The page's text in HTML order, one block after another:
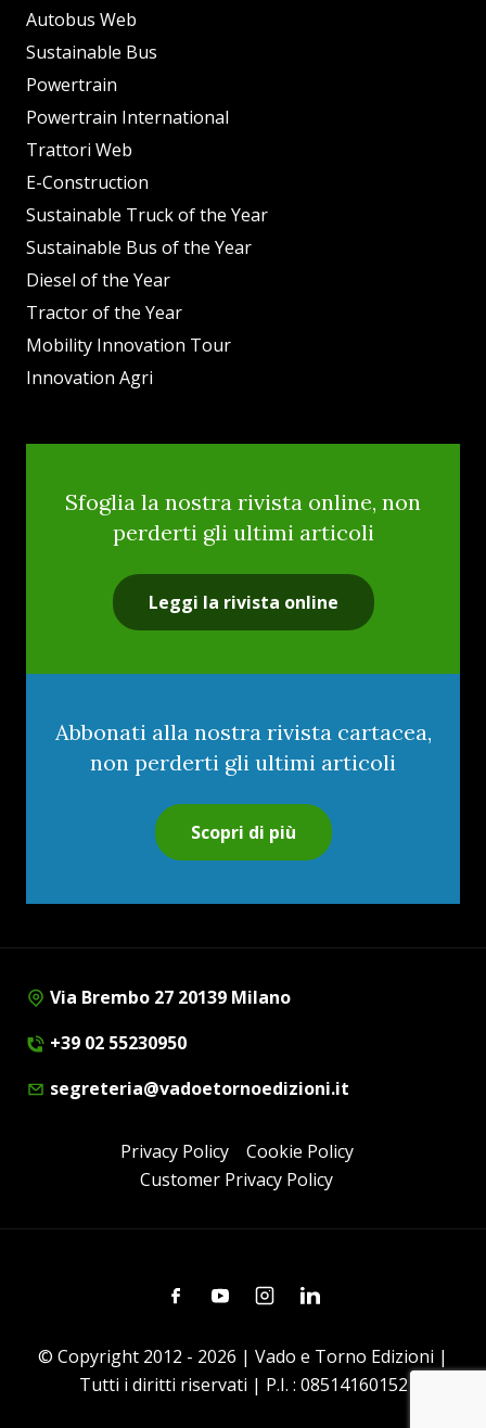
Autobus Web
Sustainable Bus
Powertrain
Powertrain International
Trattori Web
E-Construction
Sustainable Truck of the Year
Sustainable Bus of the Year
Diesel of the Year
Tractor of the Year
Mobility Innovation Tour
Innovation Agri
Sfoglia la nostra rivista online, non
perderti gli ultimi articoli
Leggi la rivista online
Abbonati alla nostra rivista cartacea,
non perderti gli ultimi articoli
Scopri di più
Via Brembo 27 20139 Milano
+39 02 55230950
segreteria@vadoetornoedizioni.it
Privacy Policy
Cookie Policy
Customer Privacy Policy
FacebookYoutubeInstagramLinkedin
© Copyright 2012 - 2026 | Vado e Torno Edizioni |
Tutti i diritti riservati | P.I. : 08514160152